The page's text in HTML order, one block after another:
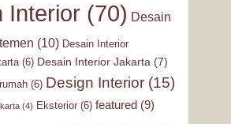
Interior(70) Desain
(10) Desain Interior
(6) Desain Interior Jakarta (7)
(6) Design Interior(15)
(4) Eksterior(6) featured(9)